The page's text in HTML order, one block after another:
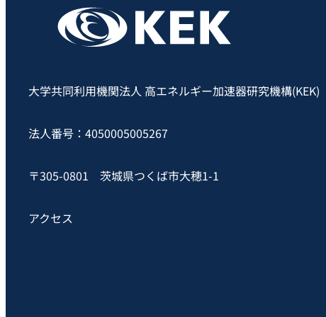
大学共同利用機関法人 高エネルギー加速器研究機構(KEK)
法人番号：4050005005267
〒305-0801 茨城県つくば市大穂1-1
アクセス